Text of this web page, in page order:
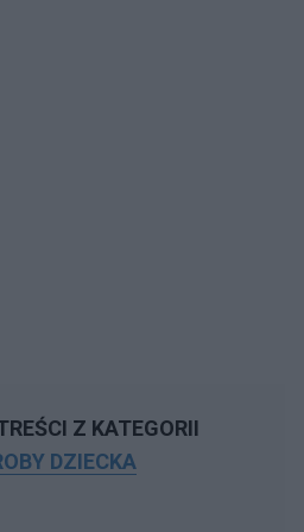
Z KATEGORII
DZIECKA